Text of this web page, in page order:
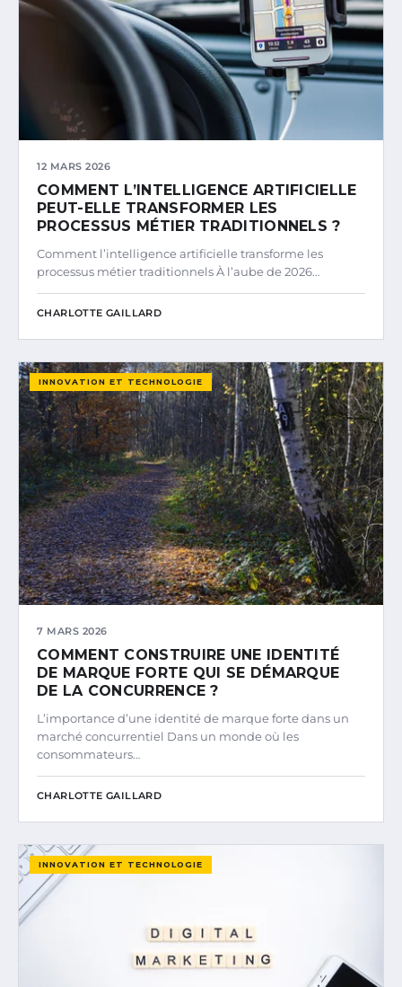
12 MARS 2026
COMMENT L’INTELLIGENCE ARTIFICIELLE
PEUT-ELLE TRANSFORMER LES
PROCESSUS MÉTIER TRADITIONNELS ?
Comment l’intelligence artificielle transforme les
processus métier traditionnels À l’aube de 2026…
CHARLOTTE GAILLARD
INNOVATION ET TECHNOLOGIE
7 MARS 2026
COMMENT CONSTRUIRE UNE IDENTITÉ
DE MARQUE FORTE QUI SE DÉMARQUE
DE LA CONCURRENCE ?
L’importance d’une identité de marque forte dans un
marché concurrentiel Dans un monde où les
consommateurs…
CHARLOTTE GAILLARD
INNOVATION ET TECHNOLOGIE